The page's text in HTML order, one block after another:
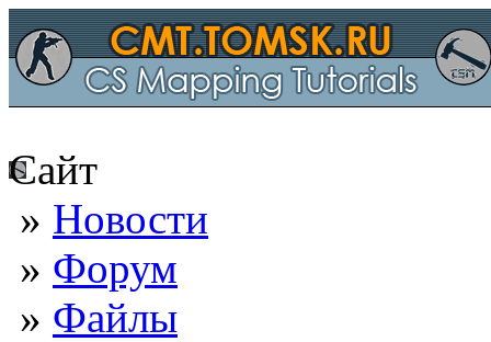
Сайт
» Новости
» Форум
» Файлы